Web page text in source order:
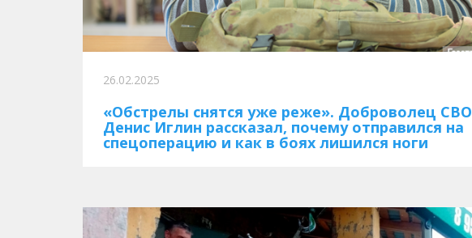
26.02.2025
«Обстрелы снятся уже реже». Доброволец СВО
Денис Иглин рассказал, почему отправился на
спецоперацию и как в боях лишился ноги